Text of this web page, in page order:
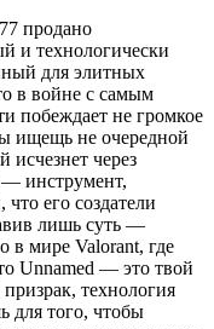
продано
и технологически
для элитных
в войне с самым
побеждает не громкое
ищещь не очередной
исчезнет через
инструмент,
его создатели
лишь суть —
в мире Valorant, где
Unnamed — это твой
технология
для того, чтобы